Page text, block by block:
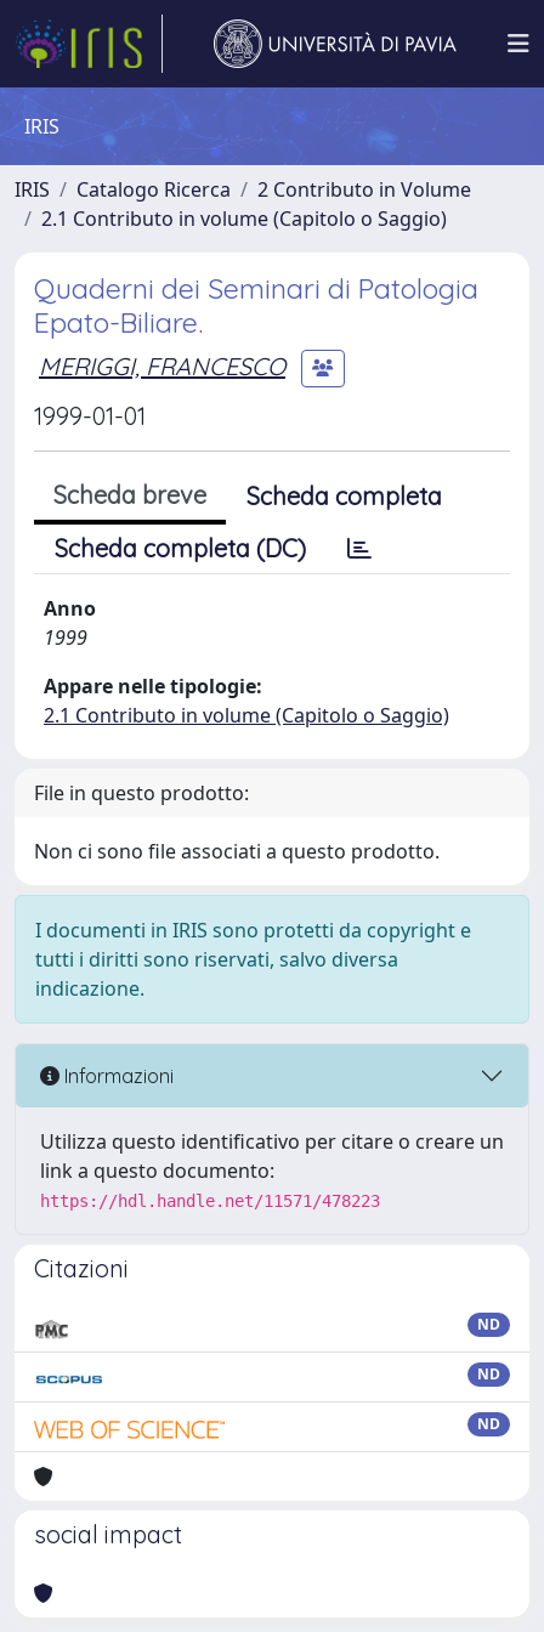
IRIS
IRIS Catalogo Ricerca
2 Contributo in Volume
2.1 Contributo in volume (Capitolo o Saggio)
Quaderni dei Seminari di Patologia
Epato-Biliare.
MERIGGI, FRANCESCO
1999-01-01
Scheda breve
Scheda completa
Scheda completa (DC)
Anno
1999
Appare nelle tipologie:
2.1 Contributo in volume (Capitolo o Saggio)
File in questo prodotto:
Non ci sono file associati a questo prodotto.
I documenti in IRIS sono protetti da copyright e
tutti i diritti sono riservati, salvo diversa
indicazione.
Informazioni
Utilizza questo identificativo per citare o creare un
link a questo documento:
https://hdl.handle.net/11571/478223
Citazioni
ND
ND
ND
social impact